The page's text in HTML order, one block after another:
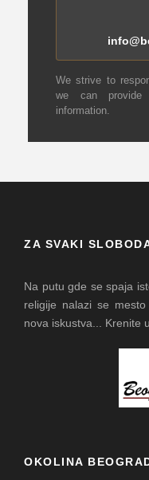
We strive to
we can provide
information.
ZA SVAKI
Na putu gde se spaja
religije nalazi se
nova iskustva... Krenite
OKOLINA